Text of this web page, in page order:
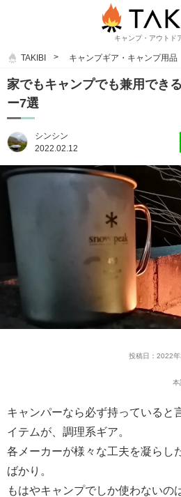
キャンプ・アウトド
TAKIBI キャンプギア・キャンプ用品
家でもキャンプでも兼用でき
ー7選
シンシン
2022.02.12
投稿日：2022
本
キャンパーなら必ず持っていると
イテムが、調理系ギア。
各メーカーが様々な工夫を凝らし
ばかり。
もはやキャンプでしか使わないの